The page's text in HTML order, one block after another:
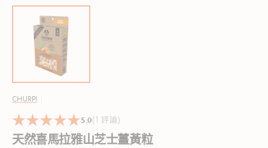
CHURPI
5.0(1 評論)
天然喜馬拉雅山芝士薑黃粒